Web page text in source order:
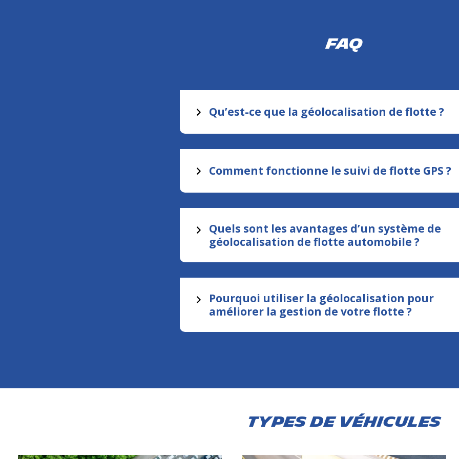
FAQ
Qu’est-ce que la géolocalisation de flotte ?
Comment fonctionne le suivi de flotte GPS ?
Quels sont les avantages d’un système de
géolocalisation de flotte automobile ?
Pourquoi utiliser la géolocalisation pour
améliorer la gestion de votre flotte ?
Types de véhicules